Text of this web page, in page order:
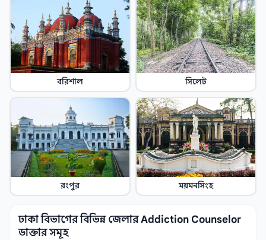
বরিশাল সিলেট
রংপুর ময়মনসিংহ
ঢাকা বিভাগের বিভিন্ন জেলার Addiction Counselor
ডাক্তার সমূহ